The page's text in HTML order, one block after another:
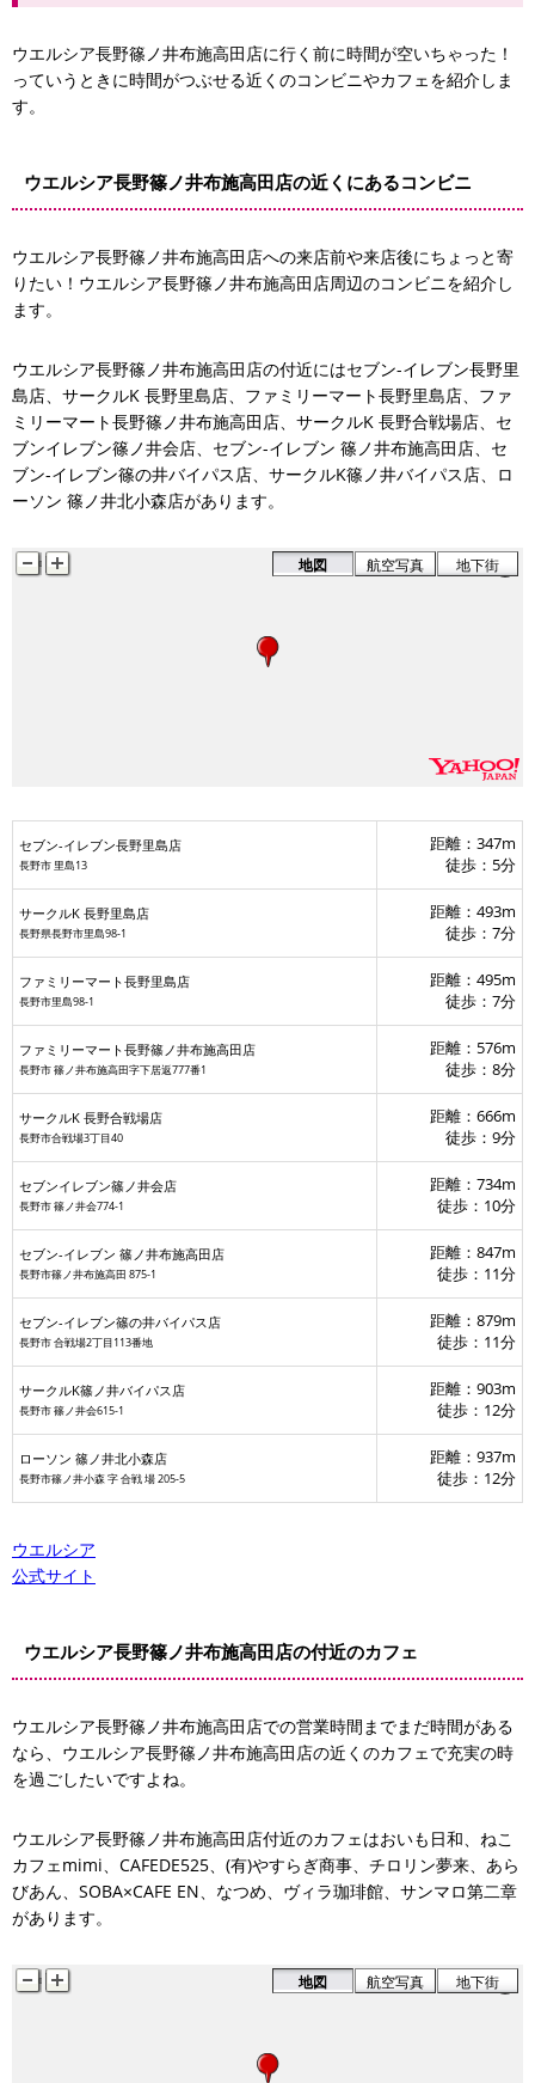
ウエルシア長野篠ノ井布施高田店に行く前に時間が空いちゃった！
っていうときに時間がつぶせる近くのコンビニやカフェを紹介しま
す。
ウエルシア長野篠ノ井布施高田店の近くにあるコンビニ
ウエルシア長野篠ノ井布施高田店への来店前や来店後にちょっと寄
りたい！ウエルシア長野篠ノ井布施高田店周辺のコンビニを紹介し
ます。
ウエルシア長野篠ノ井布施高田店の付近にはセブン-イレブン長野里
島店、サークルK 長野里島店、ファミリーマート長野里島店、ファ
ミリーマート長野篠ノ井布施高田店、サークルK 長野合戦場店、セ
ブンイレブン篠ノ井会店、セブン-イレブン 篠ノ井布施高田店、セ
ブン-イレブン篠の井バイパス店、サークルK篠ノ井バイパス店、ロ
ーソン 篠ノ井北小森店があります。
セブン-イレブン長野里島店
セ
サークルK篠ノ井バイパス店
地図 航空写真 地下街
セブン-イレブン長野里島店
長野市 里島13
距離：347m
徒歩：5分
サークルK 長野里島店
長野県長野市里島98-1
距離：493m
徒歩：7分
ファミリーマート長野里島店
長野市里島98-1
距離：495m
徒歩：7分
ファミリーマート長野篠ノ井布施高田店
長野市 篠ノ井布施高田字下居返777番1
距離：576m
徒歩：8分
サークルK 長野合戦場店
長野市合戦場3丁目40
距離：666m
徒歩：9分
セブンイレブン篠ノ井会店
長野市 篠ノ井会774-1
距離：734m
徒歩：10分
セブン-イレブン 篠ノ井布施高田店
長野市篠ノ井布施高田 875-1
距離：847m
徒歩：11分
セブン-イレブン篠の井バイパス店
長野市 合戦場2丁目113番地
距離：879m
徒歩：11分
サークルK篠ノ井バイパス店
長野市 篠ノ井会615-1
距離：903m
徒歩：12分
ローソン 篠ノ井北小森店
長野市篠ノ井小森 字 合戦 場 205‐5
距離：937m
徒歩：12分
ウエルシア
公式サイト
ウエルシア長野篠ノ井布施高田店の付近のカフェ
ウエルシア長野篠ノ井布施高田店での営業時間までまだ時間がある
なら、ウエルシア長野篠ノ井布施高田店の近くのカフェで充実の時
を過ごしたいですよね。
ウエルシア長野篠ノ井布施高田店付近のカフェはおいも日和、ねこ
カフェmimi、CAFEDE525、(有)やすらぎ商事、チロリン夢来、あら
びあん、SOBA×CAFE EN、なつめ、ヴィラ珈琲館、サンマロ第二章
があります。
地図 航空写真 地下街